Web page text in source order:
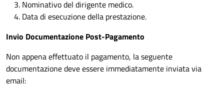
Nominativo del dirigente medico.
Data di esecuzione della prestazione.
Invio Documentazione Post-Pagamento
Non appena effettuato il pagamento, la seguente
documentazione deve essere immediatamente inviata via
email: